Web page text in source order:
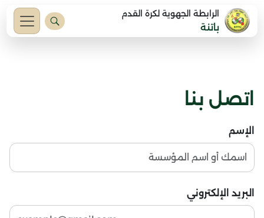
الرابطة الجهوية لكرة القدم
باتنة
اتصل بنا
الإسم
البريد الإلكتروني